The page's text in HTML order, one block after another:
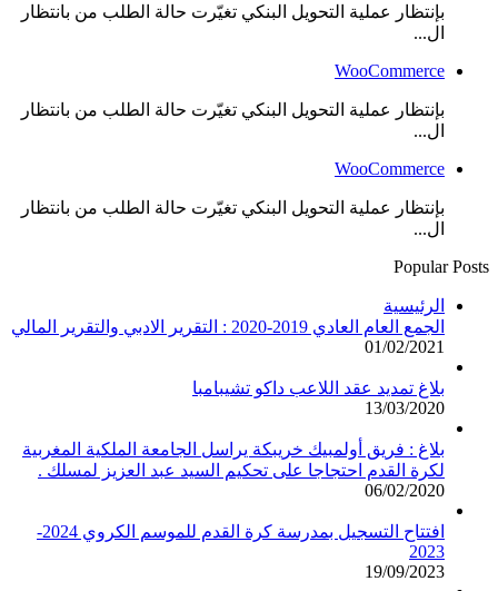
بإنتظار عملية التحويل البنكي تغيّرت حالة الطلب من بانتظار
ال...
WooCommerce
بإنتظار عملية التحويل البنكي تغيّرت حالة الطلب من بانتظار
ال...
WooCommerce
بإنتظار عملية التحويل البنكي تغيّرت حالة الطلب من بانتظار
ال...
Popular Posts
الرئيسية
الجمع العام العادي 2019-2020 : التقرير الادبي والتقرير المالي
01/02/2021
بلاغ تمديد عقد اللاعب داكو تشيبامبا
13/03/2020
بلاغ : فريق أولمبيك خريبكة يراسل الجامعة الملكية المغربية
لكرة القدم احتجاجا على تحكيم السيد عبد العزيز لمسلك .
06/02/2020
افتتاح التسجيل بمدرسة كرة القدم للموسم الكروي 2024-
2023
19/09/2023